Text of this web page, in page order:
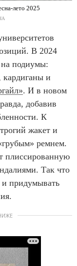
лето 2025
В 2024
на подиумы:
и
. И в новом
добавив
К
жакет и
ремнем.
плиссированную
Так что
придумывать